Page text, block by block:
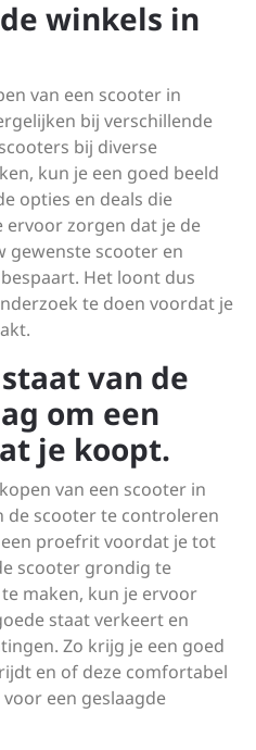
winkels in
van een scooter in
bij verschillende
bij diverse
kun je een goed beeld
opties en deals die
ervoor zorgen dat je de
gewenste scooter en
Het loont dus
te doen voordat je
van de
om een
je koopt.
van een scooter in
de scooter te controleren
proefrit voordat je tot
scooter grondig te
maken, kun je ervoor
staat verkeert en
Zo krijg je een goed
en of deze comfortabel
een geslaagde